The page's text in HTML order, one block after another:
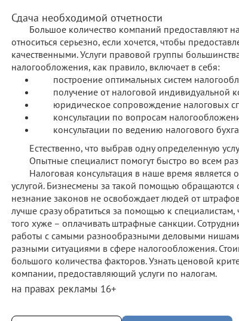
Сдача необходимой отчетности
Большое количество компаний предоставляют
относиться серьезно, если хочется, чтобы
качественными. Услуги правовой группы
налогообложения, как правило, включает в себя:
построение оптимальных систем
получение от налоговой индивидуальной
юридическое сопровождение налоговых
консультации по вопросам
консультации по ведению налогового
Естественно, что выбрав одну определенную
Опытные специалист помогут быстро во всем
Налоговая консультация в наше время
услугой. Бизнесмены за такой помощью обращаются
незнание законов не освобождает людей от
лучше сразу обратиться за помощью к
того хуже – оплачивать штрафные санкции.
работы с самыми разнообразными деловыми
разными ситуациями в сфере налогообложения.
большого количества факторов. Узнать ценовой
компании, предоставляющий услуги по налогам.
на правах рекламы 16+